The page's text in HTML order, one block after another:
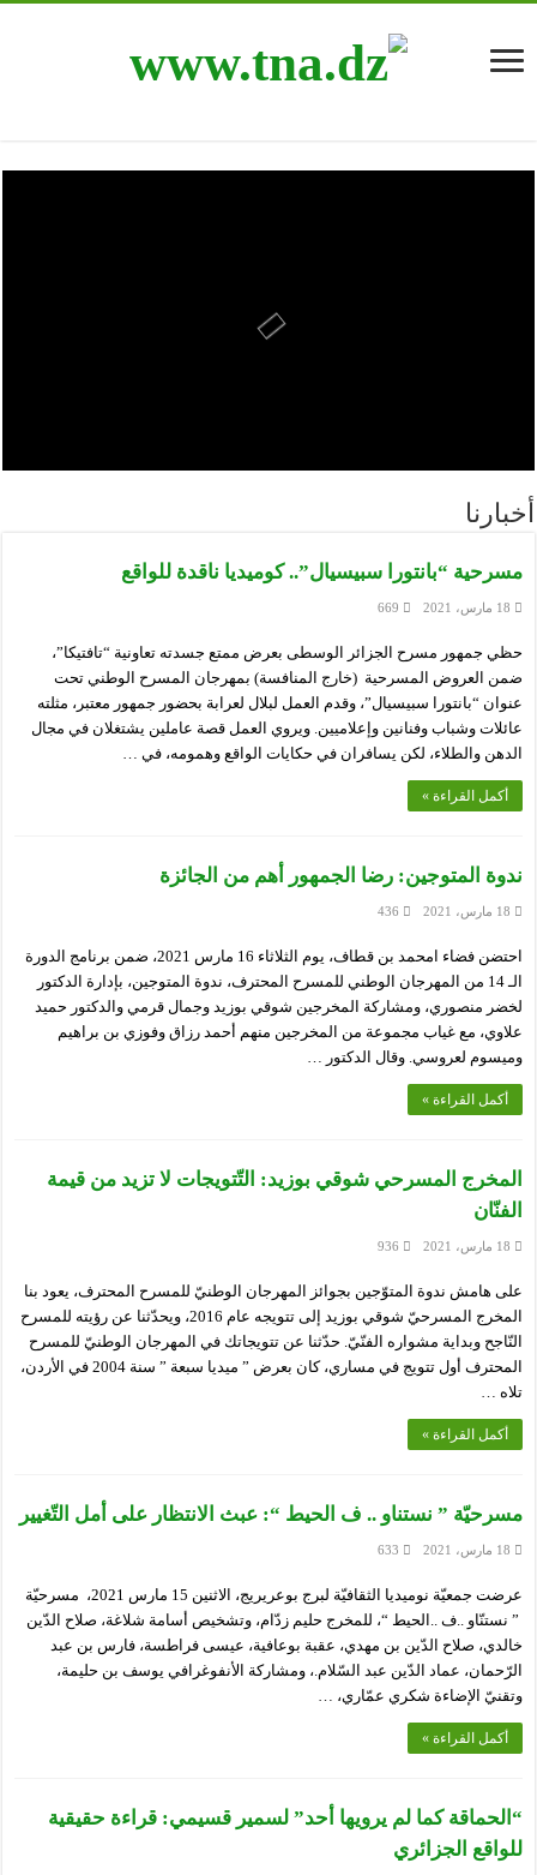
أخبارنا
مسرحية “بانتورا سبيسيال”.. كوميديا ناقدة للواقع
18 مارس، 2021 669
حظي جمهور مسرح الجزائر الوسطى بعرض ممتع جسدته تعاونية “تافتيكا”،
ضمن العروض المسرحية (خارج المنافسة) بمهرجان المسرح الوطني تحت
عنوان “بانتورا سبيسيال”، وقدم العمل لبلال لعرابة بحضور جمهور معتبر، مثلته
عائلات وشباب وفنانين وإعلاميين. ويروي العمل قصة عاملين يشتغلان في مجال
الدهن والطلاء، لكن يسافران في حكايات الواقع وهمومه، في …
أكمل القراءة »
ندوة المتوجين: رضا الجمهور أهم من الجائزة
18 مارس، 2021 436
احتضن فضاء امحمد بن قطاف، يوم الثلاثاء 16 مارس 2021، ضمن برنامج الدورة
الـ 14 من المهرجان الوطني للمسرح المحترف، ندوة المتوجين، بإدارة الدكتور
لخضر منصوري، ومشاركة المخرجين شوقي بوزيد وجمال قرمي والدكتور حميد
علاوي، مع غياب مجموعة من المخرجين منهم أحمد رزاق وفوزي بن براهيم
وميسوم لعروسي. وقال الدكتور …
أكمل القراءة »
المخرج المسرحي شوقي بوزيد: التّتويجات لا تزيد من قيمة
الفنّان
18 مارس، 2021 936
على هامش ندوة المتوّجين بجوائز المهرجان الوطنيّ للمسرح المحترف، يعود بنا
المخرج المسرحيّ شوقي بوزيد إلى تتويجه عام 2016، ويحدّثنا عن رؤيته للمسرح
النّاجح وبداية مشواره الفنّيّ. حدّثنا عن تتويجاتك في المهرجان الوطنيّ للمسرح
المحترف أول تتويج في مساري، كان بعرض ” ميديا سبعة ” سنة 2004 في الأردن،
تلاه …
أكمل القراءة »
مسرحيّة ” نستناو .. ف الحيط “: عبث الانتظار على أمل التّغيير
18 مارس، 2021 633
عرضت جمعيّة نوميديا الثقافيّة لبرج بوعريريج، الاثنين 15 مارس 2021، مسرحيّة
” نستنّاو ..ف ..الحيط “، للمخرج حليم زدّام، وتشخيص أسامة شلاغة، صلاح الدّين
خالدي، صلاح الدّين بن مهدي، عقبة بوعافية، عيسى فراطسة، فارس بن عبد
الرّحمان، عماد الدّين عبد السّلام.، ومشاركة الأنفوغرافي يوسف بن حليمة،
وتقنيّ الإضاءة شكري عمّاري، …
أكمل القراءة »
“الحماقة كما لم يرويها أحد” لسمير قسيمي: قراءة حقيقية
للواقع الجزائري